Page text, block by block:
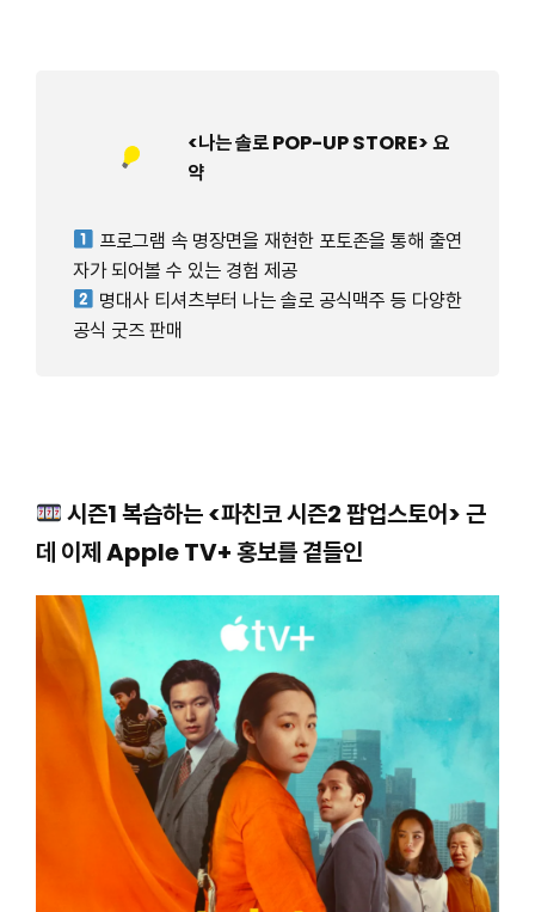
<나는 솔로 POP-UP STORE> 요
약
프로그램 속 명장면을 재현한 포토존을 통해 출연
자가 되어볼 수 있는 경험 제공
명대사 티셔츠부터 나는 솔로 공식맥주 등 다양한
공식 굿즈 판매
시즌1 복습하는 <파친코 시즌2 팝업스토어> 근
데 이제 Apple TV+ 홍보를 곁들인